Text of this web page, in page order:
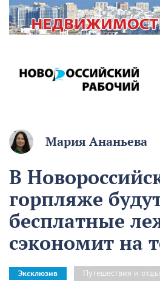
Мария Ананьева
В
горпляже
бесплатные
сэкономит на
Эксклюзив Путешествия и